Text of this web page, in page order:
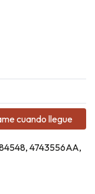
cuando llegue
4743556AA,